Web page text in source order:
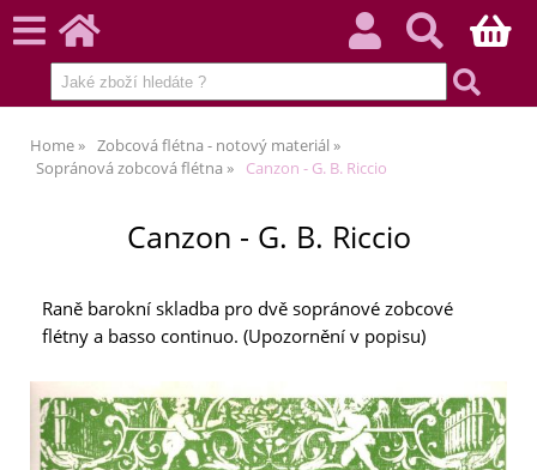
Home
Zobcová flétna - notový materiál
Sopránová zobcová flétna
Canzon - G. B. Riccio
Canzon - G. B. Riccio
Raně barokní skladba pro dvě sopránové zobcové
flétny a basso continuo. (Upozornění v popisu)